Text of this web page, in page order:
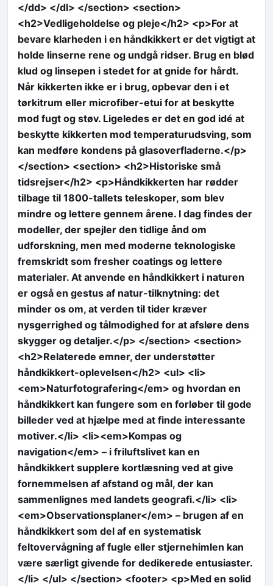
</dd> </dl> </section> <section>
<h2>Vedligeholdelse og pleje</h2> <p>For at
bevare klarheden i en håndkikkert er det vigtigt at
holde linserne rene og undgå ridser. Brug en blød
klud og linsepen i stedet for at gnide for hårdt.
Når kikkerten ikke er i brug, opbevar den i et
tørkitrum eller microfiber-etui for at beskytte
mod fugt og støv. Ligeledes er det en god idé at
beskytte kikkerten mod temperaturudsving, som
kan medføre kondens på glasoverfladerne.</p>
</section> <section> <h2>Historiske små
tidsrejser</h2> <p>Håndkikkerten har rødder
tilbage til 1800-tallets teleskoper, som blev
mindre og lettere gennem årene. I dag findes der
modeller, der spejler den tidlige ånd om
udforskning, men med moderne teknologiske
fremskridt som fresher coatings og lettere
materialer. At anvende en håndkikkert i naturen
er også en gestus af natur-tilknytning: det
minder os om, at verden til tider kræver
nysgerrighed og tålmodighed for at afsløre dens
skygger og detaljer.</p> </section> <section>
<h2>Relaterede emner, der understøtter
håndkikkert-oplevelsen</h2> <ul> <li>
<em>Naturfotografering</em> og hvordan en
håndkikkert kan fungere som en forløber til gode
billeder ved at hjælpe med at finde interessante
motiver.</li> <li><em>Kompas og
navigation</em> – i friluftslivet kan en
håndkikkert supplere kortlæsning ved at give
fornemmelsen af afstand og mål, der kan
sammenlignes med landets geografi.</li> <li>
<em>Observationsplaner</em> – brugen af en
håndkikkert som del af en systematisk
feltovervågning af fugle eller stjernehimlen kan
være særligt givende for dedikerede entusiaster.
</li> </ul> </section> <footer> <p>Med en solid